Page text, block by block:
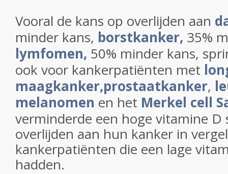
Vooral de kans op overlijden aan
minder kans, borstkanker, 35%
lymfomen, 50% minder kans,
ook voor kankerpatiënten met
maagkanker,prostaatkanker,
melanomen en het Merkel cell
verminderde een hoge vitamine D
overlijden aan hun kanker in
kankerpatiënten die een lage
hadden.